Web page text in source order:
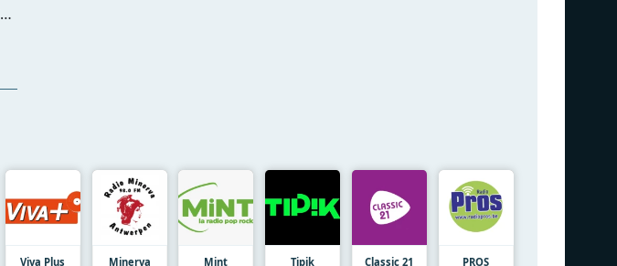
Viva Plus Minerva Mint Tipik Classic 21 PROS